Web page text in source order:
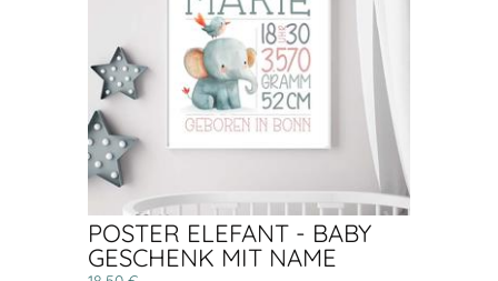
POSTER ELEFANT - BABY
GESCHENK MIT NAME